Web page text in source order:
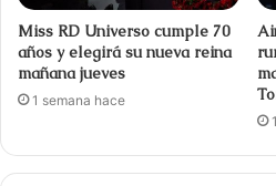
Miss RD Universo cumple 70
años y elegirá su nueva reina
mañana jueves
1 semana hace